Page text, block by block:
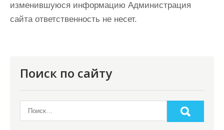
изменившуюся информацию Администрация
сайта ответственность не несет.
Поиск по сайту